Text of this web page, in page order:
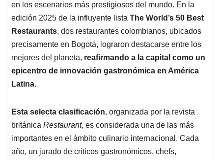
A
p
p
o
o
k
d
I
n
d
s
en los escenarios más prestigiosos del mundo. En la
edición 2025 de la influyente lista The World’s 50 Best
Restaurants, dos restaurantes colombianos, ubicados
precisamente en Bogotá, lograron destacarse entre los
mejores del planeta, reafirmando a la capital como un
epicentro de innovación gastronómica en América
Latina.
Esta selecta clasificación, organizada por la revista
británica Restaurant, es considerada una de las más
importantes en el ámbito culinario internacional. Cada
año, un jurado de críticos gastronómicos, chefs,